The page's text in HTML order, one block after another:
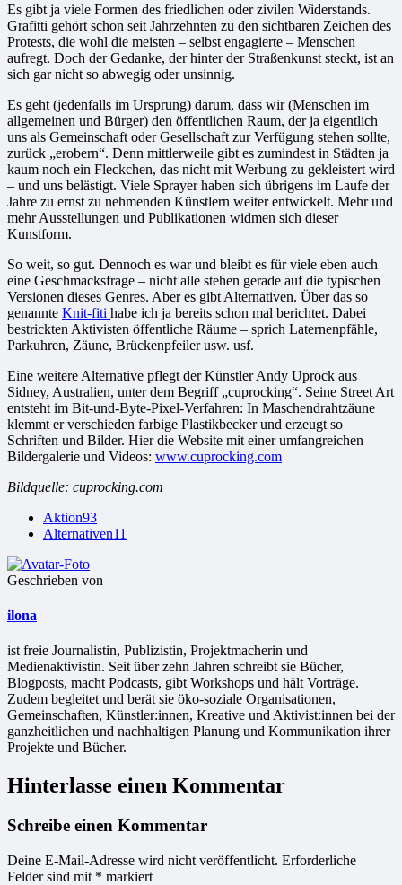
Es gibt ja viele Formen des friedlichen oder zivilen Widerstands.
Grafitti gehört schon seit Jahrzehnten zu den sichtbaren Zeichen des
Protests, die wohl die meisten – selbst engagierte – Menschen
aufregt. Doch der Gedanke, der hinter der Straßenkunst steckt, ist an
sich gar nicht so abwegig oder unsinnig.
Es geht (jedenfalls im Ursprung) darum, dass wir (Menschen im
allgemeinen und Bürger) den öffentlichen Raum, der ja eigentlich
uns als Gemeinschaft oder Gesellschaft zur Verfügung stehen sollte,
zurück „erobern“. Denn mittlerweile gibt es zumindest in Städten ja
kaum noch ein Fleckchen, das nicht mit Werbung zu gekleistert wird
– und uns belästigt. Viele Sprayer haben sich übrigens im Laufe der
Jahre zu ernst zu nehmenden Künstlern weiter entwickelt. Mehr und
mehr Ausstellungen und Publikationen widmen sich dieser
Kunstform.
So weit, so gut. Dennoch es war und bleibt es für viele eben auch
eine Geschmacksfrage – nicht alle stehen gerade auf die typischen
Versionen dieses Genres. Aber es gibt Alternativen. Über das so
genannte Knit-fiti habe ich ja bereits schon mal berichtet. Dabei
bestrickten Aktivisten öffentliche Räume – sprich Laternenpfähle,
Parkuhren, Zäune, Brückenpfeiler usw. usf.
Eine weitere Alternative pflegt der KünstlerAndy Uprock aus
Sidney, Australien, unter dem Begriff „cuprocking“. Seine Street Art
entsteht im Bit-und-Byte-Pixel-Verfahren: In Maschendrahtzäune
klemmt er verschieden farbige Plastikbecker und erzeugt so
Schriften und Bilder. Hier die Website mit einer umfangreichen
Bildergalerie und Videos: www.cuprocking.com
Bildquelle: cuprocking.com
Aktion93
Alternativen11
Geschrieben von
ilona
ist freie Jour­na­lis­tin, Publizistin, Projekt­ma­che­rin und
Medienaktivistin. Seit über zehn Jahren schreibt sie Bücher,
Blogposts, macht Podcasts, gibt Workshops und hält Vorträge.
Zudem begleitet und berät sie öko-soziale Organisationen,
Gemeinschaften, Künstler:innen, Kreative und Aktivist:innen bei der
ganzheitlichen und nachhaltigen Planung und Kommunikation ihrer
Projekte und Bücher.
Hinterlasse einen Kommentar
Schreibe einen Kommentar
Deine E-Mail-Adresse wird nicht veröffentlicht. Erforderliche
Felder sind mit * markiert